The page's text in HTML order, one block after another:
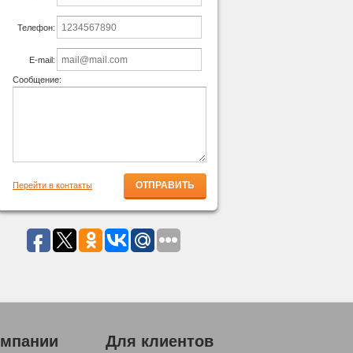
Телефон:
E-mail:
Сообщение:
Перейти в контакты
Для клиентов